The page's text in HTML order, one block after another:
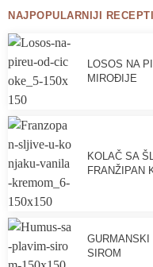
NAJPOPULARNIJI RECEPTI
LOSOS NA
MIROĐIJE
KOLAČ SA
FRANŽIPAN
GURMANSKI
SIROM